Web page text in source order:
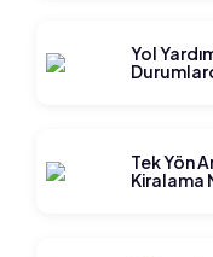
Yol
Tek Yön
Kiralama